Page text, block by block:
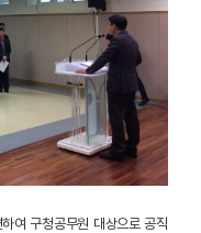
여 구청공무원 대상으로 공직